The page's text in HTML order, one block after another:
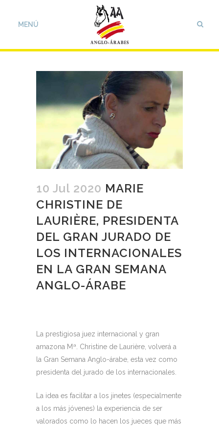
10 Jul 2020 MARIE
CHRISTINE DE
LAURIÈRE, PRESIDENTA
DEL GRAN JURADO DE
LOS INTERNACIONALES
EN LA GRAN SEMANA
ANGLO-ÁRABE
La prestigiosa juez internacional y gran
amazona Mª. Christine de Laurière, volverá a
la Gran Semana Anglo-árabe, esta vez como
presidenta del jurado de los internacionales.
La idea es facilitar a los jinetes (especialmente
a los más jóvenes) la experiencia de ser
valorados como lo hacen los jueces que más